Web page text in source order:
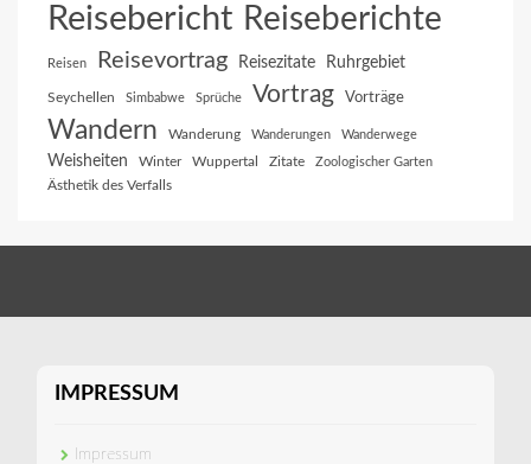
Reisebericht Reiseberichte
Reisen Reisevortrag Reisezitate Ruhrgebiet
Seychellen Simbabwe Sprüche Vortrag Vorträge
Wandern Wanderung Wanderungen Wanderwege
Weisheiten Winter Wuppertal Zitate Zoologischer Garten
Ästhetik des Verfalls
IMPRESSUM
Impressum